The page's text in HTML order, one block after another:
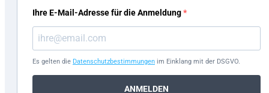
Ihre E-Mail-Adresse für die Anmeldung
Es gelten die Datenschutzbestimmungen im Einklang mit der DSGVO.
ANMELDEN